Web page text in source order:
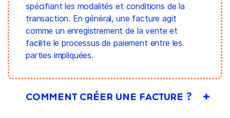
spécifiant les modalités et conditions de la
transaction. En général, une facture agit
comme un enregistrement de la vente et
facilite le processus de paiement entre les
parties impliquées.
COMMENT CRÉER UNE FACTURE ?